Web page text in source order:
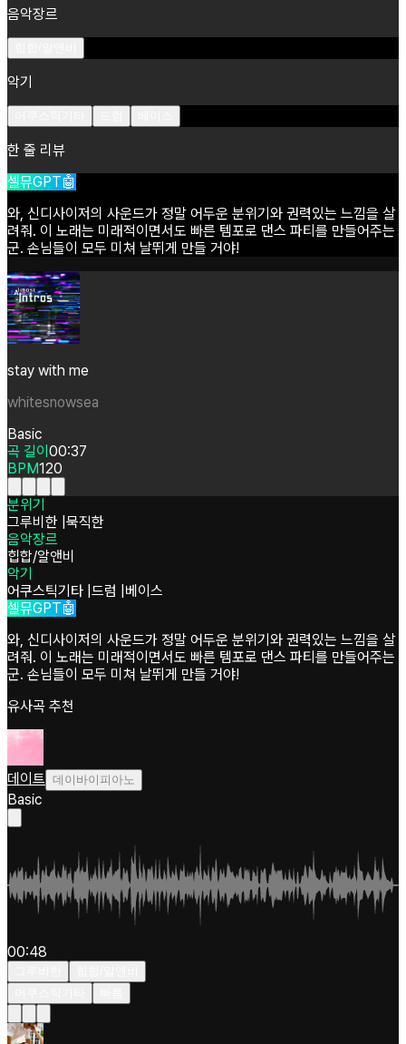
음악장르
악기
한 줄 리뷰
셀뮤GPT🤖
와, 신디사이저의 사운드가 정말 어두운 분위기와 권력있는 느낌을 살
려줘. 이 노래는 미래적이면서도 빠른 템포로 댄스 파티를 만들어주는
군. 손님들이 모두 미쳐 날뛰게 만들 거야!
stay with me
whitesnowsea
Basic
곡 길이 00:37
BPM120
분위기
그루비한 묵직한
음악장르
힙합/알앤비
악기
어쿠스틱기타 드럼
베이스
셀뮤GPT🤖
와, 신디사이저의 사운드가 정말 어두운 분위기와 권력있는 느낌을 살
려줘. 이 노래는 미래적이면서도 빠른 템포로 댄스 파티를 만들어주는
군. 손님들이 모두 미쳐 날뛰게 만들 거야!
유사곡 추천
데이트 데이바이피아노
Basic
00:48